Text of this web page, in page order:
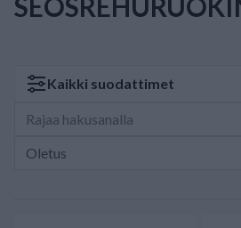
Kaikki suodattimet